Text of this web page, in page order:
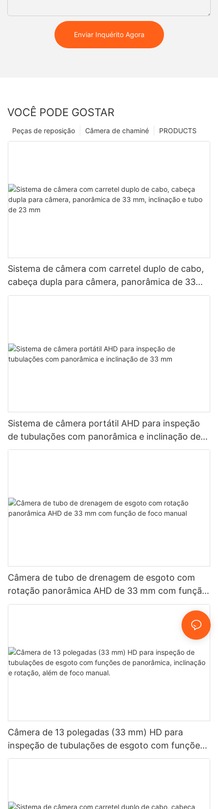
Enviar Inquérito Agora
VOCÊ PODE GOSTAR
PRODUCTS
Câmera de chaminé
Peças de reposição
Sistema de câmera com carretel duplo de cabo,
cabeça dupla para câmera, panorâmica de 33
mm, inclinação e tubo de 23 mm
Sistema de câmera portátil AHD para inspeção
de tubulações com panorâmica e inclinação de
33 mm
Câmera de tubo de drenagem de esgoto com
rotação panorâmica AHD de 33 mm com função
de foco manual
Câmera de 13 polegadas (33 mm) HD para
inspeção de tubulações de esgoto com funções
de panorâmica, inclinação e rotação, além de